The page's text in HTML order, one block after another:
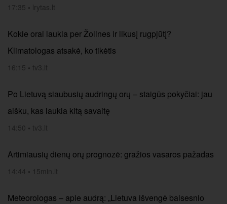
17:35 • lrytas.lt
Kokie orai laukia per Žolines ir likusį rugpjūtį?
Klimatologas atsakė, ko tikėtis
16:15 • tv3.lt
Po Lietuvą siaubusių audringų orų – staigūs pokyčiai: jau
aišku, kas laukia kitą savaitę
14:50 • tv3.lt
Artimiausių dienų orų prognozė: gražios vasaros pažadas
14:44 • 15min.lt
Meteorologas – apie audrą: „Lietuva išvengė baisesnio